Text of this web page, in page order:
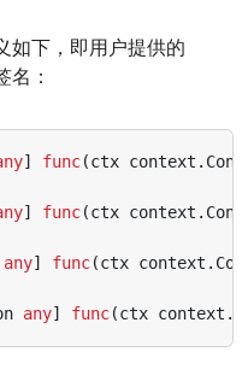
如下，即用户提供的
：
] func(ctx context .
] func(ctx context .
any] func(ctx context .
any] func(ctx context .